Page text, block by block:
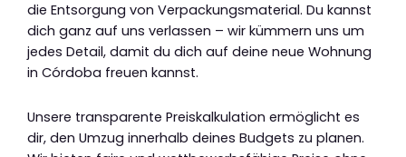
die Entsorgung von Verpackungsmaterial. Du kannst
dich ganz auf uns verlassen – wir kümmern uns um
jedes Detail, damit du dich auf deine neue Wohnung
in Córdoba freuen kannst.
Unsere transparente Preiskalkulation ermöglicht es
dir, den Umzug innerhalb deines Budgets zu planen.